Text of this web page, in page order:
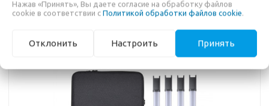
• Высота стойки 85 - 188 см
Нажав «Принять», Вы даете согласие на обработку файлов
cookie в соответствии с Политикой обработки файлов cookie.
Отклонить Настроить Принять